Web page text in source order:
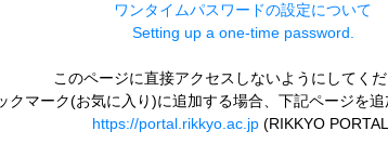
ワンタイムパスワードの設定について
Setting up a one-time password.
このページに直接アクセスしないようにしてくだ
クマーク(お気に入り)に追加する場合、下記ページを追
https://portal.rikkyo.ac.jp(RIKKYO